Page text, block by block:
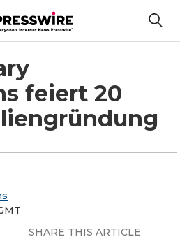
feiert 20
SHARE THIS ARTICLE